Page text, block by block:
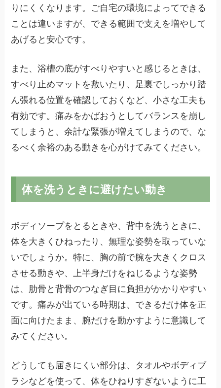
りにくくなります。ご自宅の環境によってできる
ことは違いますが、できる範囲で支えを増やして
あげると安心です。
また、浴槽の底がすべりやすいと感じるときは、
すべり止めマットを敷いたり、足裏でしっかり踏
ん張れる位置を確認しておくなど、小さな工夫も
有効です。痛みをかばおうとしてバランスを崩し
てしまうと、余計な緊張が増えてしまうので、な
るべく余裕のある動きを心がけてみてください。
体を洗うときに避けたい動き
ボディソープをとるときや、背中を洗うときに、
体を大きくひねったり、無理な姿勢を取っていな
いでしょうか。特に、胸の前で腕を大きくクロス
させる動きや、上半身だけをねじるような姿勢
は、肋骨と背骨のつなぎ目に負担がかかりやすい
です。痛みが出ている時期は、できるだけ体を正
面に向けたまま、腕だけを動かすように意識して
みてください。
どうしても届きにくい部分は、タオルやボディブ
ラシなどを使って、体をひねりすぎないように工